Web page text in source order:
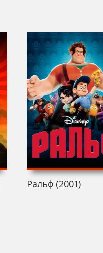
Ральф (2001)